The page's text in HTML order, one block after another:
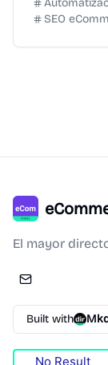
SEO
El mayor
Built with
No Result